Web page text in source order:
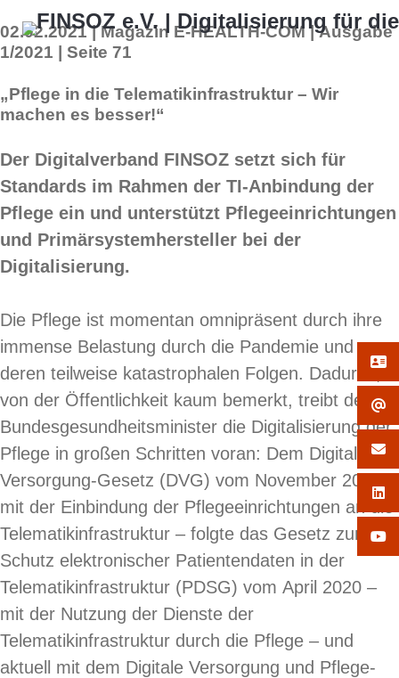
02.02.2021 | Magazin E-HEALTH-COM | Ausgabe
1/2021 | Seite 71
„Pflege in die Telematikinfrastruktur – Wir
machen es besser!“
Der Digitalverband FINSOZ setzt sich für
Standards im Rahmen der TI-Anbindung der
Pflege ein und unterstützt Pflegeeinrichtungen
und Primärsystemhersteller bei der
Digitalisierung.
Die Pflege ist momentan omnipräsent durch ihre
immense Belastung durch die Pandemie und
deren teilweise katastrophalen Folgen. Dadurch,
von der Öffentlichkeit kaum bemerkt, treibt der
Bundesgesundheitsminister die Digitalisierung der
Pflege in großen Schritten voran: Dem Digitale-
Versorgung-Gesetz (DVG) vom November 2019 –
mit der Einbindung der Pflegeeinrichtungen an die
Telematikinfrastruktur – folgte das Gesetz zum
Schutz elektronischer Patientendaten in der
Telematikinfrastruktur (PDSG) vom April 2020 –
mit der Nutzung der Dienste der
Telematikinfrastruktur durch die Pflege – und
aktuell mit dem Digitale Versorgung und Pflege-